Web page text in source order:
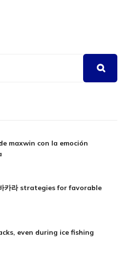
maxwin con la emoción
카라 strategies for favorable
even during ice fishing